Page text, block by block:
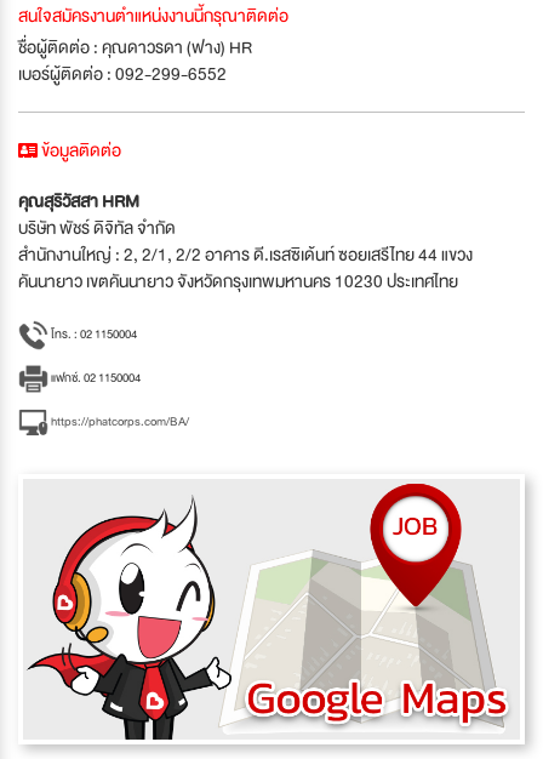
สนใจสมัครงานตำแหน่งงานนี้กรุณาติดต่อ
ชื่อผู้ติดต่อ : คุณดาวรดา (ฟาง) HR
เบอร์ผู้ติดต่อ : 092-299-6552
ข้อมูลติดต่อ
คุณสุริวัสสา HRM
บริษัท พัชร์ ดิจิทัล จำกัด
สำนักงานใหญ่ : 2, 2/1, 2/2 อาคาร ดี.เรสซิเด้นท์ ซอยเสรีไทย 44 แขวง
คันนายาว เขตคันนายาว จังหวัดกรุงเทพมหานคร 10230 ประเทศไทย
โทร. : 02 1150004
แฟกซ์. 02 1150004
https://phatcorps.com/BA/